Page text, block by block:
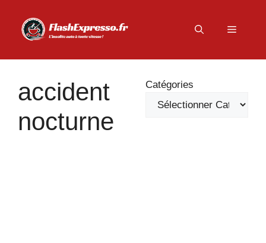
contenu
Menu
accident
nocturne
Catégories